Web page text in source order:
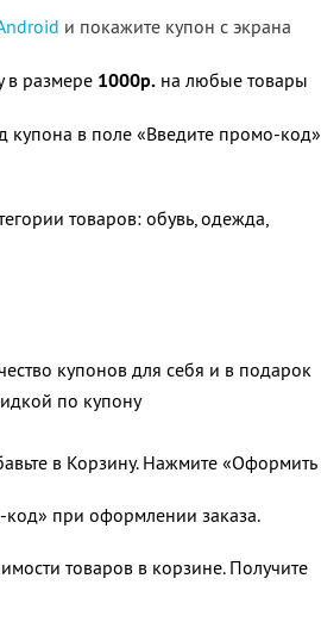
и покажите купон с экрана
в размере 1000р. на любые товары
купона в поле «Введите промо-код»
товаров: обувь, одежда,
купонов для себя и в подарок
по купону
в Корзину. Нажмите «Оформить
при оформлении заказа.
товаров в корзине. Получите